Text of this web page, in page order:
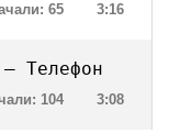
3:16
65
Телефон
3:08
104